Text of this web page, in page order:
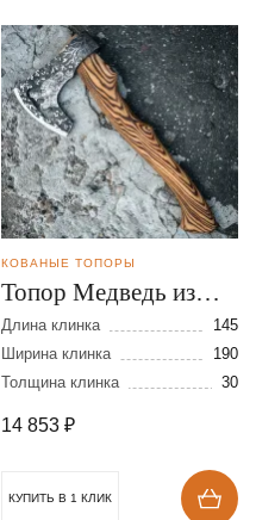
КОВАНЫЕ ТОПОРЫ
Топор Медведь из
стали 9ХС с
художественным
оформлением
Длина клинка
145
Ширина клинка
190
Толщина клинка
30
14 853 ₽
КУПИТЬ В 1 КЛИК